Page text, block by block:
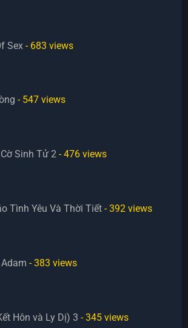
Sex - 683 views
- 547 views
Sinh Tử 2 - 476 views
Tình Yêu Và Thời Tiết - 392 views
- 383 views
Hôn và Ly Dị) 3 - 345 views